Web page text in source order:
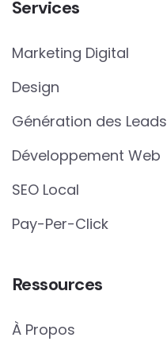
Services
Marketing Digital
Design
Génération des Leads
Développement Web
SEO Local
Pay-Per-Click
Ressources
À Propos